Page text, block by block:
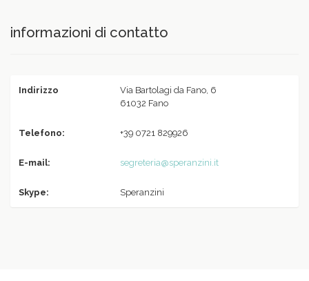
informazioni di contatto
Indirizzo
Via Bartolagi da Fano, 6
61032 Fano
Telefono: +39 0721 829926
E-mail: segreteria@speranzini.it
Skype: Speranzini